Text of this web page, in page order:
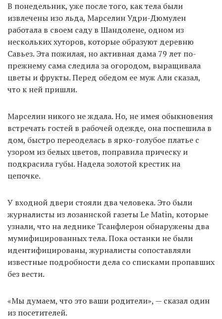
В понедельник, уже после того, как тела были
извлечены изо льда, Марселин Удри-Дюмулен
работала в своем саду в Шандолене, одном из
нескольких хуторов, которые образуют деревню
Савьез. Эта пожилая, но активная дама 79 лет по-
прежнему сама следила за огородом, выращивала
цветы и фрукты. Перед обедом ее муж Али сказал,
что к ней пришли.
Марселин никого не ждала. Но, не имея обыкновения
встречать гостей в рабочей одежде, она поспешила в
дом, быстро переоделась в ярко-голубое платье с
узором из белых цветов, поправила прическу и
подкрасила губы. Надела золотой крестик на
цепочке.
У входной двери стояли два человека. Это были
журналисты из лозаннской газеты Le Matin, которые
узнали, что на леднике Тсанфлерон обнаружены два
мумифицированных тела. Пока останки не были
идентифицированы, журналисты сопоставляли
известные подробности дела со списками пропавших
без вести.
«Мы думаем, что это ваши родители», — сказал один
из посетителей.